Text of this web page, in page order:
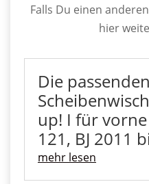
Falls Du einen
hier
Die passenden
up! I für
121, BJ 2011
mehr lesen